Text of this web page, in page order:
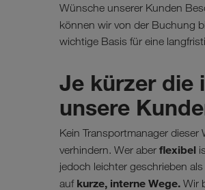
Wünsche unserer Kunden
können wir von der Buchung
wichtige Basis für eine
Je kürzer die
unsere
Kein Transportmanager
verhindern. Wer aber flexibel
jedoch leichter geschrieben
auf kurze, interne Wege. Wir